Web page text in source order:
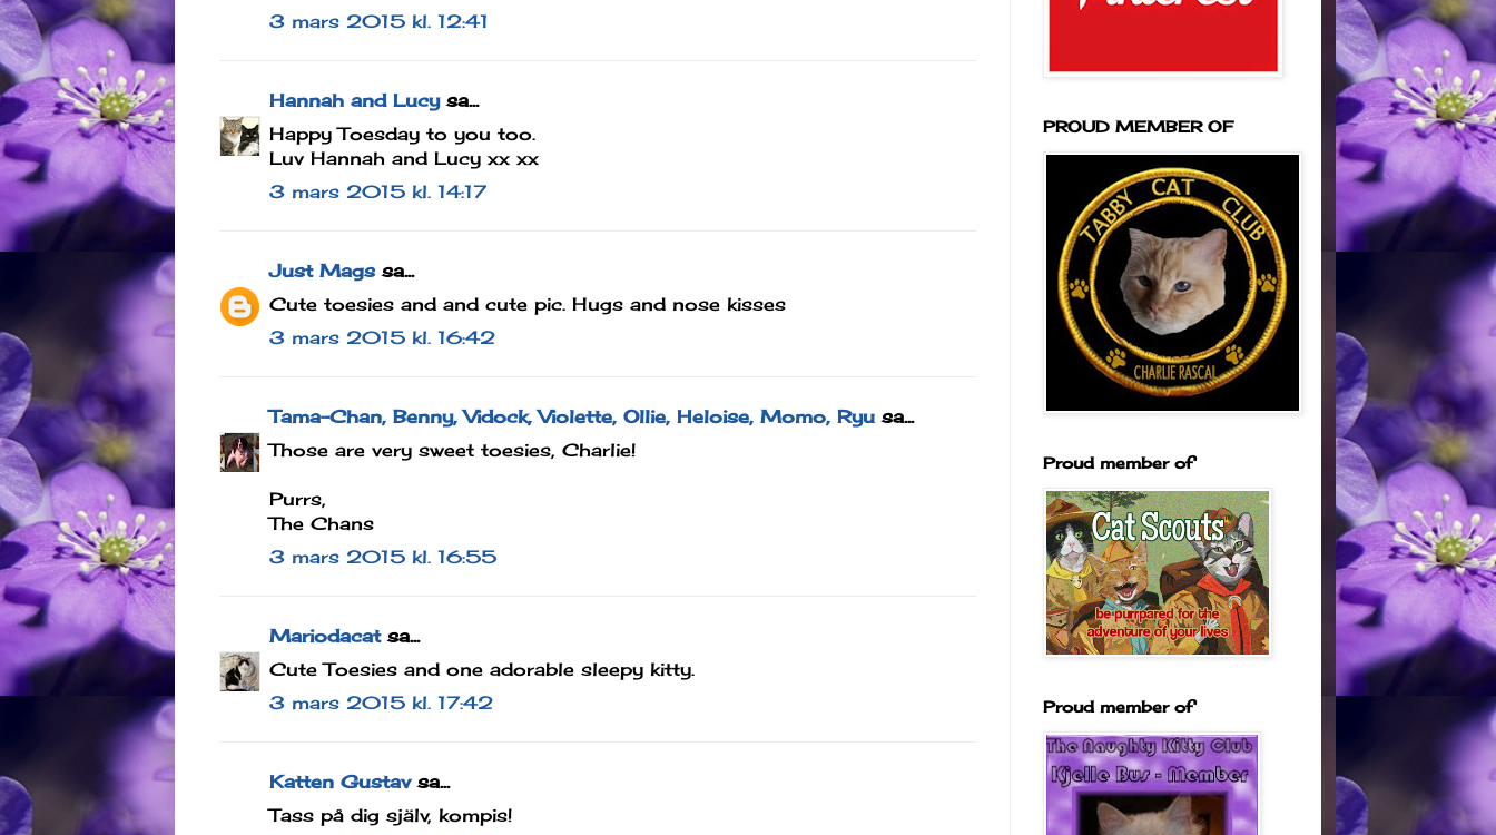
3 mars 2015 kl. 12:41
Hannah and Lucysa...
Happy Toesday to you too.
Luv Hannah and Lucy xx xx
3 mars 2015 kl. 14:17
Just Mags sa...
Cute toesies and and cute pic. Hugs and nose kisses
3 mars 2015 kl. 16:42
Tama-Chan, Benny, Vidock, Violette, Ollie, Heloise, Momo, Ryu sa...
Those are very sweet toesies, Charlie!
Purrs,
The Chans
3 mars 2015 kl. 16:55
Mariodacatsa...
Cute Toesies and one adorable sleepy kitty.
3 mars 2015 kl. 17:42
Katten Gustavsa...
Tass på dig själv, kompis!
PROUD MEMBER OF
Proud member of
Proud member of